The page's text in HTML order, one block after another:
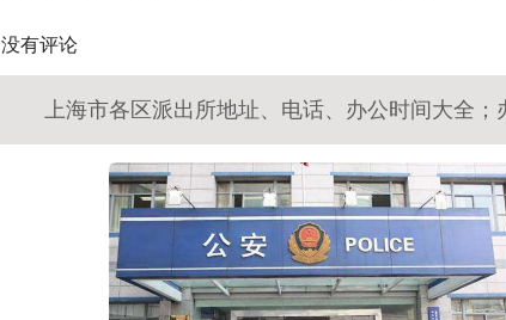
没有评论
上海市各区派出所地址、电话、办公时间大全；